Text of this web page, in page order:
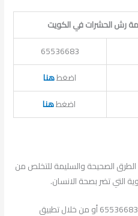
رش الحشرات في الكويت
65536683
اضغطهنا
اضغطهنا
الطرق الصحيحة والسليمة للتخلص من
التي تضر بصحة الانسان.
سارع بالتواصل معنا مباشر عبر الرقم 65536683 أو من خلال تطبيق